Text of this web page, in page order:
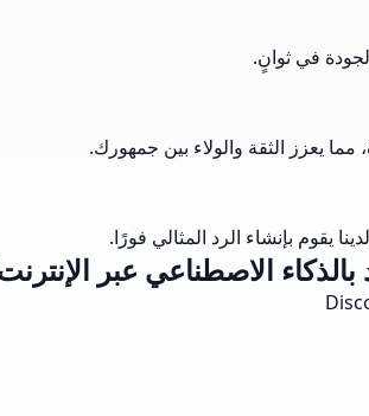
في ثوانٍ.
يعزز الثقة والولاء بين جمهورك.
يقوم بإنشاء الرد المثالي فورًا.
الاصطناعي عبر